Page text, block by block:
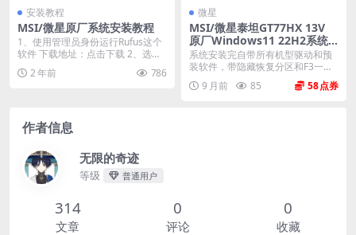
安装教程
MSI/微星原厂系统安装教程
1、使用管理员身份运行Rufus这个
软件 下载地址：点击下载 2、选择
您接入的3...
2 年前 786
微星
MSI/微星泰坦GT77HX 13V
原厂Windows11 22H2系统
工厂文件 带F3一键还原
系统安装完自带所有机型驱动和预
装软件，带隐藏恢复分区和F3一键
还原，系统恢复到新...
9 月前 85 58
作者信息
无限的奇迹
等级 普通用户
314
文章
0
评论
0
收藏